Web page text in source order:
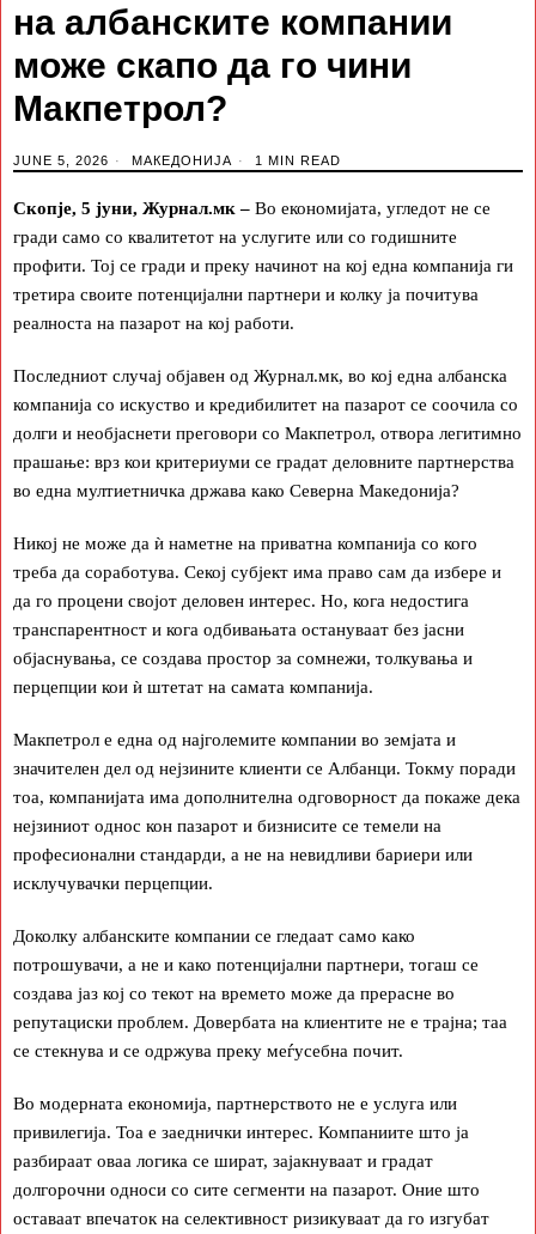
на албанските компании
може скапо да го чини
Макпетрол?
JUNE 5, 2026 МАКЕДОНИЈА 1 MIN READ
Скопје, 5 јуни, Журнал.мк – Во економијата, угледот не се
гради само со квалитетот на услугите или со годишните
профити. Тој се гради и преку начинот на кој една компанија ги
третира своите потенцијални партнери и колку ја почитува
реалноста на пазарот на кој работи.
Последниот случај објавен од Журнал.мк, во кој една албанска
компанија со искуство и кредибилитет на пазарот се соочила со
долги и необјаснети преговори со Макпетрол, отвора легитимно
прашање: врз кои критериуми се градат деловните партнерства
во една мултиетничка држава како Северна Македонија?
Никој не може да ѝ наметне на приватна компанија со кого
треба да соработува. Секој субјект има право сам да избере и
да го процени својот деловен интерес. Но, кога недостига
транспарентност и кога одбивањата остануваат без јасни
објаснувања, се создава простор за сомнежи, толкувања и
перцепции кои ѝ штетат на самата компанија.
Макпетрол е една од најголемите компании во земјата и
значителен дел од нејзините клиенти се Албанци. Токму поради
тоа, компанијата има дополнителна одговорност да покаже дека
нејзиниот однос кон пазарот и бизнисите се темели на
професионални стандарди, а не на невидливи бариери или
исклучувачки перцепции.
Доколку албанските компании се гледаат само како
потрошувачи, а не и како потенцијални партнери, тогаш се
создава јаз кој со текот на времето може да прерасне во
репутациски проблем. Довербата на клиентите не е трајна; таа
се стекнува и се одржува преку меѓусебна почит.
Во модерната економија, партнерството не е услуга или
привилегија. Тоа е заеднички интерес. Компаниите што ја
разбираат оваа логика се шират, зајакнуваат и градат
долгорочни односи со сите сегменти на пазарот. Оние што
оставаат впечаток на селективност ризикуваат да го изгубат